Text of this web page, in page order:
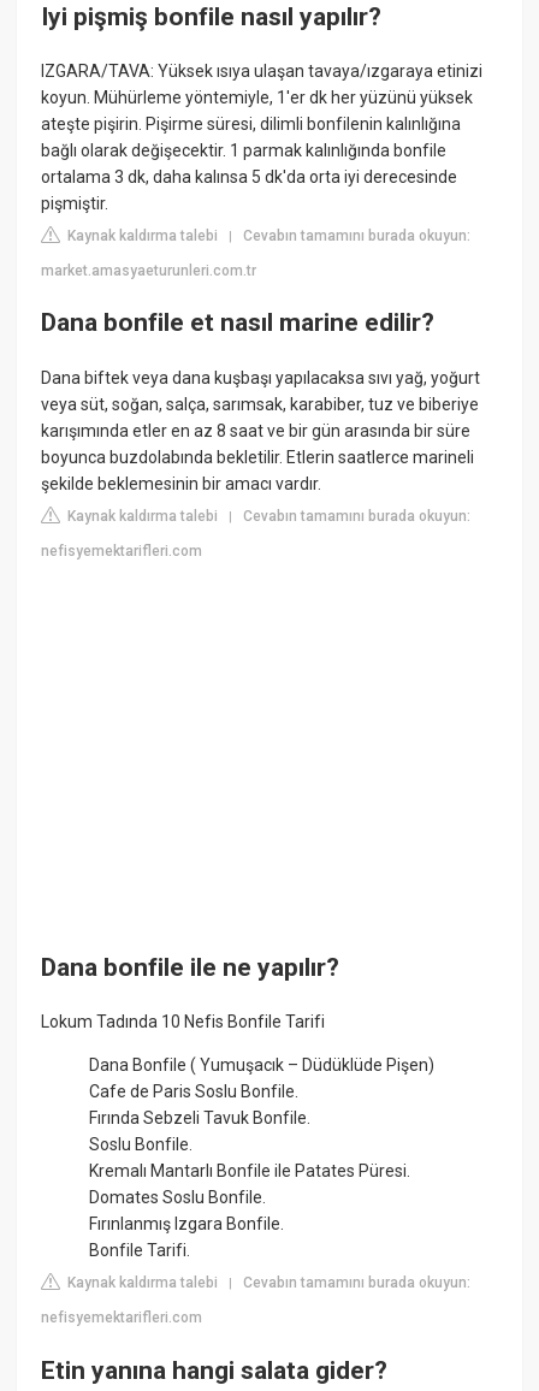
Iyi pişmiş bonfile nasıl yapılır?
IZGARA/TAVA: Yüksek ısıya ulaşan tavaya/ızgaraya etinizi
koyun. Mühürleme yöntemiyle, 1'er dk her yüzünü yüksek
ateşte pişirin. Pişirme süresi, dilimli bonfilenin kalınlığına
bağlı olarak değişecektir. 1 parmak kalınlığında bonfile
ortalama 3 dk, daha kalınsa 5 dk'da orta iyi derecesinde
pişmiştir.
Kaynak kaldırma talebi |Cevabın tamamını burada okuyun:
market.amasyaeturunleri.com.tr
Dana bonfile et nasıl marine edilir?
Dana biftek veya dana kuşbaşı yapılacaksa sıvı yağ, yoğurt
veya süt, soğan, salça, sarımsak, karabiber, tuz ve biberiye
karışımında etler en az 8 saat ve bir gün arasında bir süre
boyunca buzdolabında bekletilir. Etlerin saatlerce marineli
şekilde beklemesinin bir amacı vardır.
Kaynak kaldırma talebi |Cevabın tamamını burada okuyun:
nefisyemektarifleri.com
Dana bonfile ile ne yapılır?
Lokum Tadında 10 Nefis Bonfile Tarifi
Dana Bonfile ( Yumuşacık – Düdüklüde Pişen)
Cafe de Paris Soslu Bonfile.
Fırında Sebzeli Tavuk Bonfile.
Soslu Bonfile.
Kremalı Mantarlı Bonfile ile Patates Püresi.
Domates Soslu Bonfile.
Fırınlanmış Izgara Bonfile.
Bonfile Tarifi.
Kaynak kaldırma talebi |Cevabın tamamını burada okuyun:
nefisyemektarifleri.com
Etin yanına hangi salata gider?